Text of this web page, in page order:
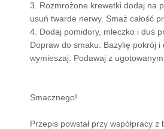
3. Rozmrożone krewetki dodaj na
usuń twarde nerwy. Smaż całość
4. Dodaj pomidory, mleczko i duś
Dopraw do smaku. Bazylię pokrój i
wymieszaj. Podawaj z
Smacznego!
Przepis powstał przy współpracy